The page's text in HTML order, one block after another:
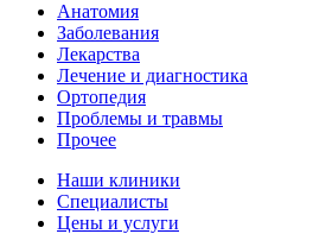
Анатомия
Заболевания
Лекарства
Лечение и диагностика
Ортопедия
Проблемы и травмы
Прочее
Наши клиники
Специалисты
Цены и услуги